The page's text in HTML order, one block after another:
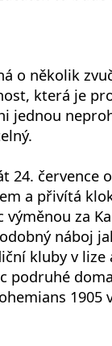
o několik
která je
jednou
24. července
a přivítá
za
náboj
kluby v lize
podruhé
1905